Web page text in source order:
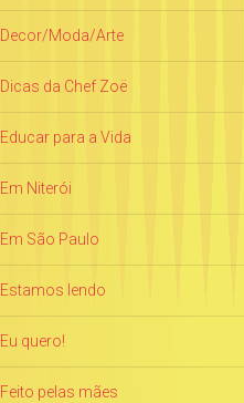
Decor/Moda/Arte
Dicas da Chef Zoë
Educar para a Vida
Em Niterói
Em São Paulo
Estamos lendo
Eu quero!
Feito pelas mães